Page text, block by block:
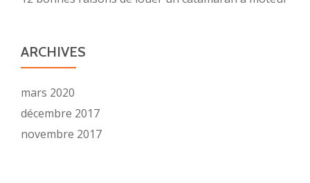
ARCHIVES
mars 2020
décembre 2017
novembre 2017